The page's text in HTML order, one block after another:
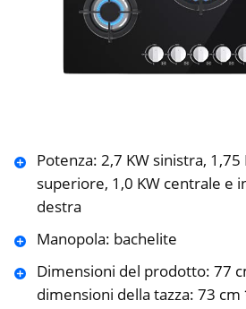
Potenza: 2,7 KW sinistra,
superiore, 1,0 KW centrale e
destra
Manopola: bachelite
Dimensioni del prodotto: 77
dimensioni della tazza: 73 cm